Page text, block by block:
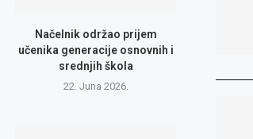
Načelnik održao prijem
učenika generacije osnovnih i
srednjih škola
22. Juna 2026.